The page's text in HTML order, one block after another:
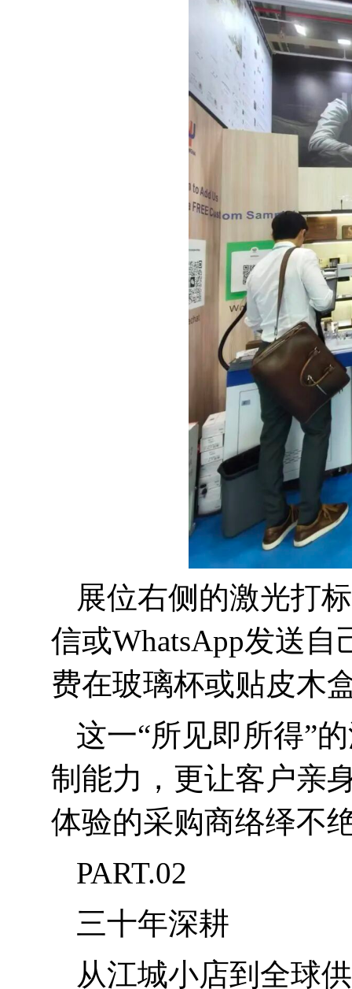
展位右侧的激光打
信或WhatsApp发送自
费在玻璃杯或贴皮木
这一“所见即所得”
制能力，更让客户亲
体验的采购商络绎不
PART.02
三十年深耕
从江城小店到全球